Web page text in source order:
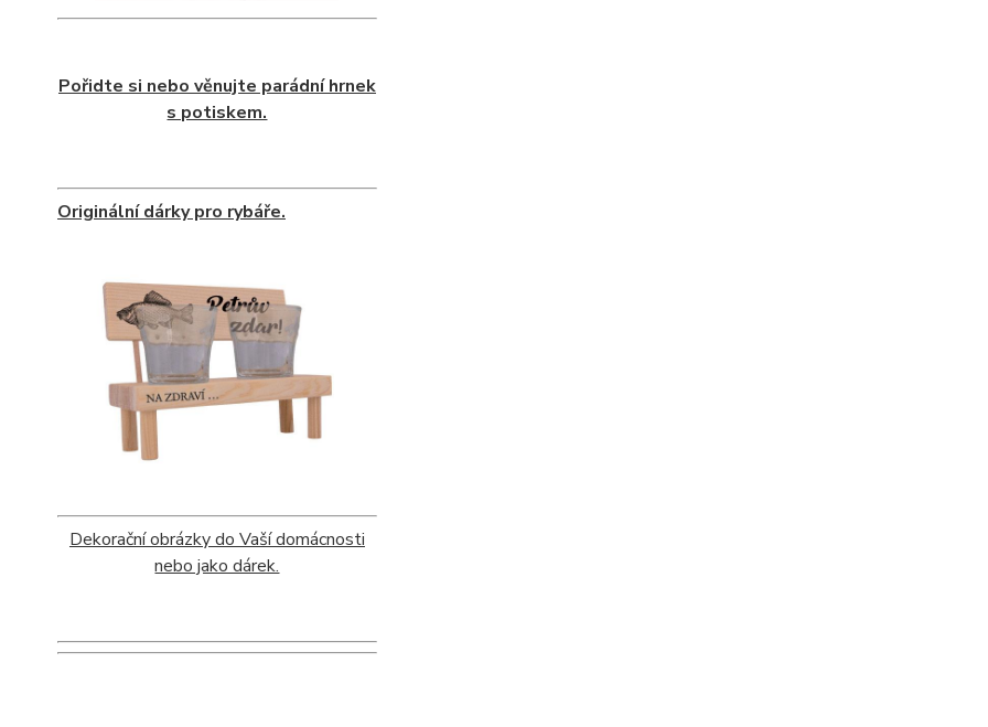
Pořidte si nebo věnujte parádní hrnek
s potiskem.
Originální dárky pro rybáře.
Dekorační obrázky do Vaší domácnosti
nebo jako dárek.